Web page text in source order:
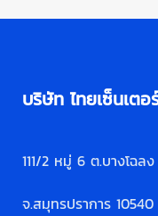
บริษัท ไทยเซ็นเต
111/2 หมู่ 6 ต.บางโฉล
จ.สมุทรปราการ 10540